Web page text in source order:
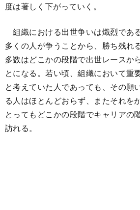
度は著しく下がっていく。
組織における出世争いは熾烈であ
多くの人が争うことから、勝ち残れ
多数はどこかの段階で出世レースか
とになる。若い頃、組織において重
と考えていた人であっても、その願
る人はほとんどおらず、またそれを
とってもどこかの段階でキャリアの
訪れる。